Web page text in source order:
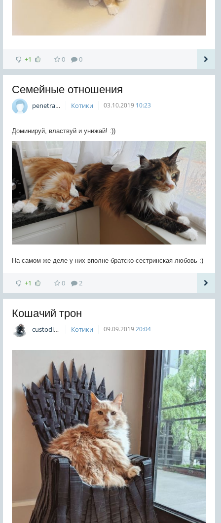
+1 0 0
Семейные отношения
penetrat0r Котики 03.10.2019 10:23
Доминируй, властвуй и унижай! :))
На самом же деле у них вполне братско-сестринская любовь :)
+1 0 2
Кошачий трон
custodian Котики 09.09.2019 20:04